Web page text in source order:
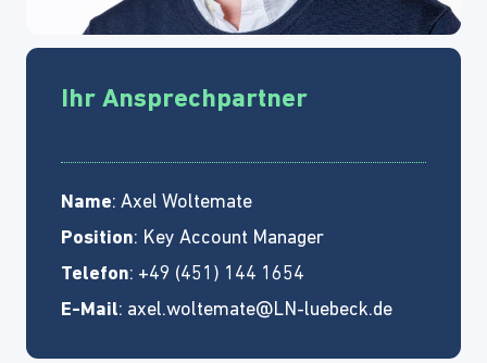
Ihr Ansprechpartner
Name: Axel Woltemate
Position: Key Account Manager
Telefon: +49 (451) 144 1654
E-Mail: axel.woltemate@LN-luebeck.de